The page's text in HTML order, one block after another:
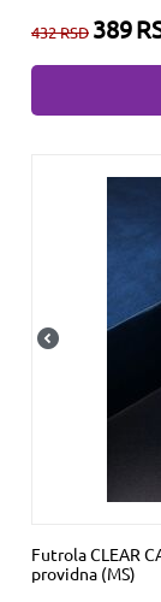
432RSD 389
Futrola CLEAR
providna (MS)